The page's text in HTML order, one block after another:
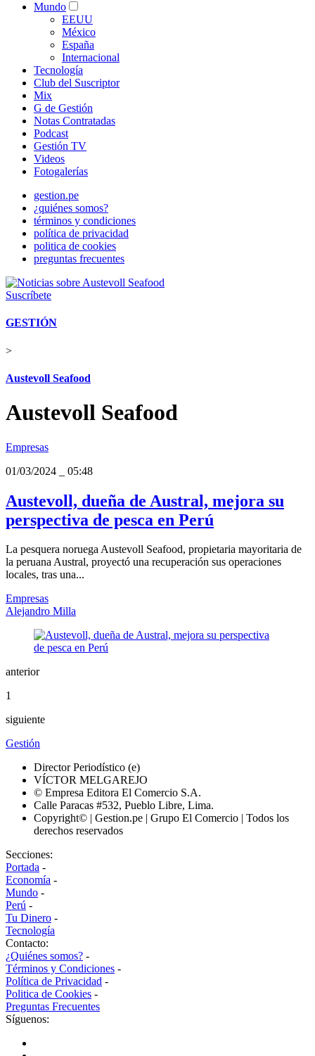
Mundo
EEUU
México
España
Internacional
Tecnología
Club del Suscriptor
Mix
G de Gestión
Notas Contratadas
Podcast
Gestión TV
Videos
Fotogalerías
gestion.pe
¿quiénes somos?
términos y condiciones
política de privacidad
politica de cookies
preguntas frecuentes
Suscríbete
GESTIÓN
>
Austevoll Seafood
Austevoll Seafood
Empresas
01/03/2024
05:48
Austevoll, dueña de Austral, mejora su
perspectiva de pesca en Perú
La pesquera noruega Austevoll Seafood, propietaria mayoritaria de
la peruana Austral, proyectó una recuperación sus operaciones
locales, tras una...
Empresas
Alejandro Milla
anterior
1
siguiente
Gestión
Director Periodístico (e)
VÍCTOR MELGAREJO
© Empresa Editora El Comercio S.A.
Calle Paracas #532, Pueblo Libre, Lima.
Copyright© | Gestion.pe | Grupo El Comercio | Todos los
derechos reservados
Secciones:
Portada -
Economía -
Mundo -
Perú -
Tu Dinero -
Tecnología
Contacto:
¿Quiénes somos? -
Términos y Condiciones -
Política de Privacidad -
Politica de Cookies -
Preguntas Frecuentes
Síguenos: